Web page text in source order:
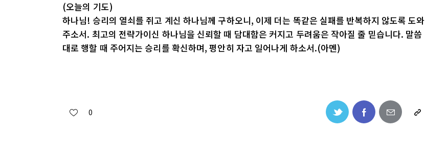
(오늘의 기도)
하나님! 승리의 열쇠를 쥐고 계신 하나님께 구하오니, 이제 더는 똑같은 실패를 반복하지 않도록 도와
주소서. 최고의 전략가이신 하나님을 신뢰할 때 담대함은 커지고 두려움은 작아질 줄 믿습니다. 말씀
대로 행할 때 주어지는 승리를 확신하며, 평안히 자고 일어나게 하소서.(아멘)
0